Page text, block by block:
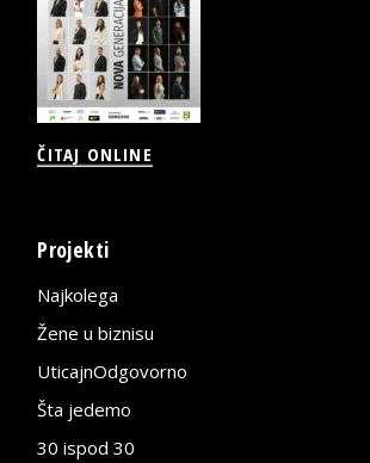
ČITAJ ONLINE
Projekti
Najkolega
Žene u biznisu
UticajnOdgovorno
Šta jedemo
30 ispod 30